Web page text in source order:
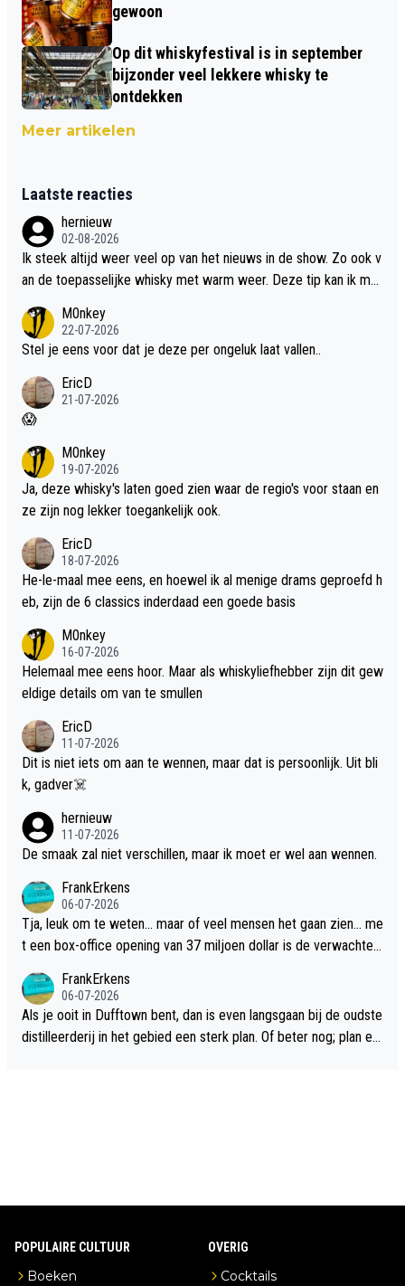
gewoon
Op dit whiskyfestival is in september
bijzonder veel lekkere whisky te
ontdekken
Meer artikelen
Laatste reacties
hernieuw
02-08-2026
Ik steek altijd weer veel op van het nieuws in de show. Zo ook v
an de toepasselijke whisky met warm weer. Deze tip kan ik met
M0nkey
22-07-2026
Stel je eens voor dat je deze per ongeluk laat vallen..
EricD
21-07-2026
😱
M0nkey
19-07-2026
Ja, deze whisky's laten goed zien waar de regio's voor staan en
ze zijn nog lekker toegankelijk ook.
EricD
18-07-2026
He-le-maal mee eens, en hoewel ik al menige drams geproefd h
eb, zijn de 6 classics inderdaad een goede basis
M0nkey
16-07-2026
Helemaal mee eens hoor. Maar als whiskyliefhebber zijn dit gew
eldige details om van te smullen
EricD
11-07-2026
Dit is niet iets om aan te wennen, maar dat is persoonlijk. Uit bli
k, gadver☠️
hernieuw
11-07-2026
De smaak zal niet verschillen, maar ik moet er wel aan wennen.
FrankErkens
06-07-2026
Tja, leuk om te weten... maar of veel mensen het gaan zien... me
t een box-office opening van 37 miljoen dollar is de verwachte
FrankErkens
06-07-2026
Als je ooit in Dufftown bent, dan is even langsgaan bij de oudste
distilleerderij in het gebied een sterk plan. Of beter nog; plan ee
POPULAIRE CULTUUR
Boeken
OVERIG
Cocktails